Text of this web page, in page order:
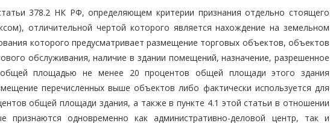
378.2 НК РФ, определяющем критерии признания отдельно стоящего
отличительной чертой которого является нахождение на земельном
которого предусматривает размещение торговых объектов, объектов
обслуживания, наличие в здании помещений, назначение, разрешенное
общей площадью не менее 20 процентов общей площади этого здания
перечисленных выше объектов либо фактически используется для
общей площади здания, а также в пункте 4.1 этой статьи в отношении
признаются одновременно как административно-деловой центр, так и